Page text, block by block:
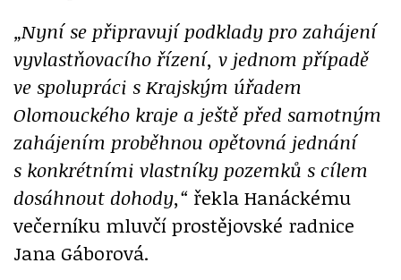
„Nyní se připravují podklady pro zahájení
vyvlastňovacího řízení, v jednom případě
ve spolupráci s Krajským úřadem
Olomouckého kraje a ještě před samotným
zahájením proběhnou opětovná jednání
s konkrétními vlastníky pozemků s cílem
dosáhnout dohody,“ řekla Hanáckému
večerníku mluvčí prostějovské radnice
Jana Gáborová.